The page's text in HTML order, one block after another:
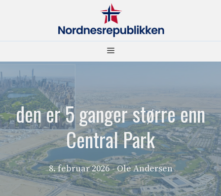
Meny
den er 5 ganger større enn
Central Park
8. februar 2026 - Ole Andersen